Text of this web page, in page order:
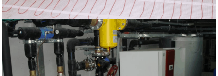
Θέρμανση Χωρίς Πετρέλαιο